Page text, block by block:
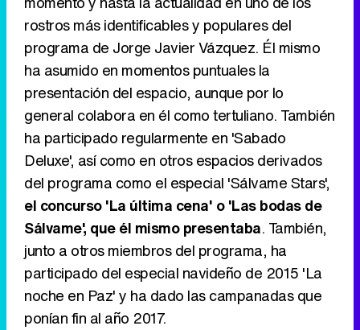
rostros más identificables y populares del
programa de Jorge Javier Vázquez. Él mismo
ha asumido en momentos puntuales la
presentación del espacio, aunque por lo
general colabora en él como tertuliano. También
ha participado regularmente en 'Sabado
Deluxe', así como en otros espacios derivados
del programa como el especial 'Sálvame Stars',
el concurso 'La última cena' o 'Las bodas de
Sálvame', que él mismo presentaba. También,
junto a otros miembros del programa, ha
participado del especial navideño de 2015 'La
noche en Paz' y ha dado las campanadas que
ponían fin al año 2017.